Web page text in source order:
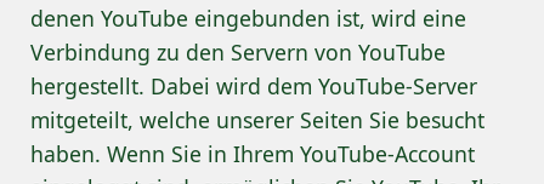
denen YouTube eingebunden ist, wird eine
Verbindung zu den Servern von YouTube
hergestellt. Dabei wird dem YouTube-Server
mitgeteilt, welche unserer Seiten Sie besucht
haben. Wenn Sie in Ihrem YouTube-Account